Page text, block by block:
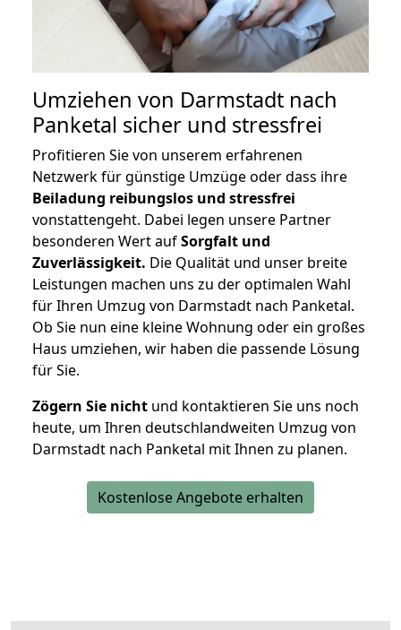
Umziehen von Darmstadt nach
Panketal sicher und stressfrei
Profitieren Sie von unserem erfahrenen
Netzwerk für günstige Umzüge oder dass ihre
Beiladung reibungslos und stressfrei
vonstattengeht. Dabei legen unsere Partner
besonderen Wert aufSorgfalt und
Zuverlässigkeit. Die Qualität und unser breite
Leistungen machen uns zu der optimalen Wahl
für Ihren Umzug von Darmstadt nach Panketal.
Ob Sie nun eine kleine Wohnung oder ein großes
Haus umziehen, wir haben die passende Lösung
für Sie.
Zögern Sie nicht und kontaktieren Sie uns noch
heute, um Ihren deutschlandweiten Umzug von
Darmstadt nach Panketal mit Ihnen zu planen.
Kostenlose Angebote erhalten